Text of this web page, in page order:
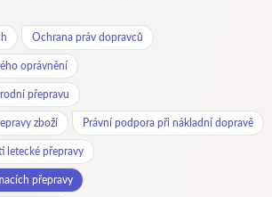
Ochrana práv dopravců
oprávnění
přepravu
zboží Právní podpora při nákladní dopravě
letecké přepravy
přepravy